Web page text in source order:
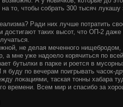
то, чтобы собрать 300 тысяч лукашу
Ради них лучше потратить
достигают таких высот, что ОП-2
не делая меченного нищебродом,
мне уже надоело корячиться по
бутылки в парке и роется в
буду по вечерам поигрывать часок-
локациями, таская тонны хабара
времени. Всем мир и спасибо за